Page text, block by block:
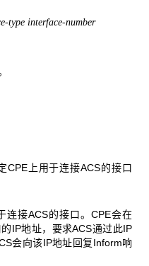
type interface-number
CPE上用于连接ACS的接口
连接ACS的接口。CPE会在
IP地址，要求ACS通过此IP
会向该IP地址回复Inform响